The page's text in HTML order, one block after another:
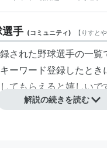
選手 (コミュニティ) 【 りすと
された野球選手の一覧
ーワード登録したとき
てもらえると嬉しいで
ドの説明に[[リスト::
解説の続きを読む